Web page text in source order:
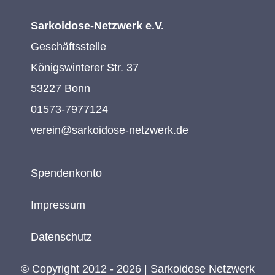
Sarkoidose-Netzwerk e.V.
Geschäftsstelle
Königswinterer Str. 37
53227 Bonn
01573-7977124
verein@sarkoidose-netzwerk.de
Spendenkonto
Impressum
Datenschutz
© Copyright 2012 - 2026 | Sarkoidose Netzwerk